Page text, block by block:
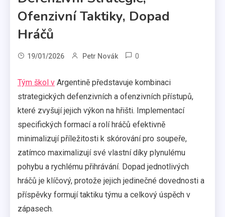
Ofenzivní Taktiky, Dopad
Hráčů
19/01/2026 Petr Novák 0
Tým škol v Argentině představuje kombinaci
strategických defenzivních a ofenzivních přístupů,
které zvyšují jejich výkon na hřišti. Implementací
specifických formací a rolí hráčů efektivně
minimalizují příležitosti k skórování pro soupeře,
zatímco maximalizují své vlastní díky plynulému
pohybu a rychlému přihrávání. Dopad jednotlivých
hráčů je klíčový, protože jejich jedinečné dovednosti a
příspěvky formují taktiku týmu a celkový úspěch v
zápasech.